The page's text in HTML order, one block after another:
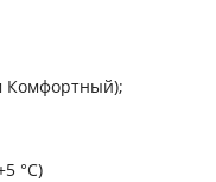
Комфортный);
°C)